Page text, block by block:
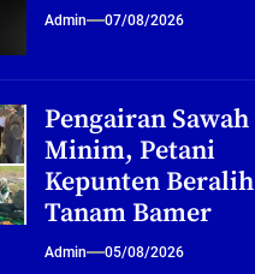
Admin 07/08/2026
Pengairan Sawah
Minim, Petani
Kepunten Beralih
Tanam Bamer
Admin 05/08/2026